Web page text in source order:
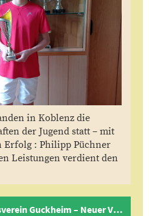
in Koblenz die
der Jugend statt – mit
Erfolg : Philipp Püchner
Leistungen verdient den
Neuwahlen beim Tennisverein Guckheim – Neuer Vorstand gewählt